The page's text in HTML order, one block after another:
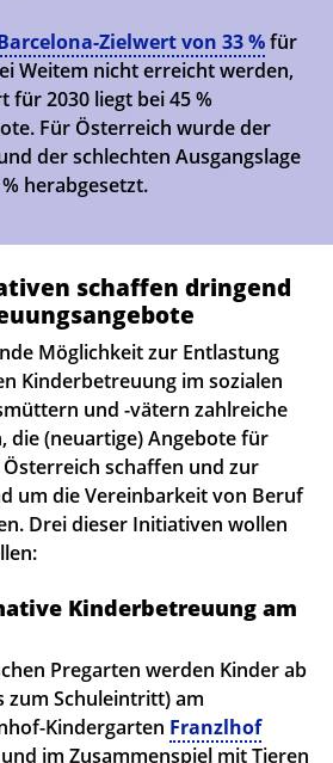
Zielwert von 33 %für
Weitem nicht erreicht werden,
für 2030 liegt bei 45 %
Für Österreich wurde der
der schlechten Ausgangslage
herabgesetzt.
schaffen dringend
Möglichkeit zur Entlastung
Kinderbetreuung im sozialen
und -vätern zahlreiche
die (neuartige) Angebote für
schaffen und zur
um die Vereinbarkeit von Beruf
Drei dieser Initiativen wollen
Kinderbetreuung am
Pregarten werden Kinder ab
zum Schuleintritt) am
Kindergarten Franzlhof
im Zusammenspiel mit Tieren